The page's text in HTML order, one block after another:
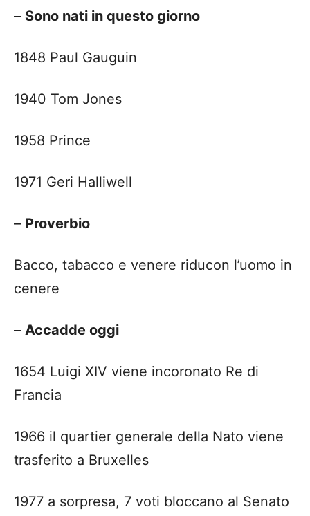
– Sono nati in questo giorno
1848 Paul Gauguin
1940 Tom Jones
1958 Prince
1971 Geri Halliwell
– Proverbio
Bacco, tabacco e venere riducon l’uomo in
cenere
– Accadde oggi
1654 Luigi XIV viene incoronato Re di
Francia
1966 il quartier generale della Nato viene
trasferito a Bruxelles
1977 a sorpresa, 7 voti bloccano al Senato